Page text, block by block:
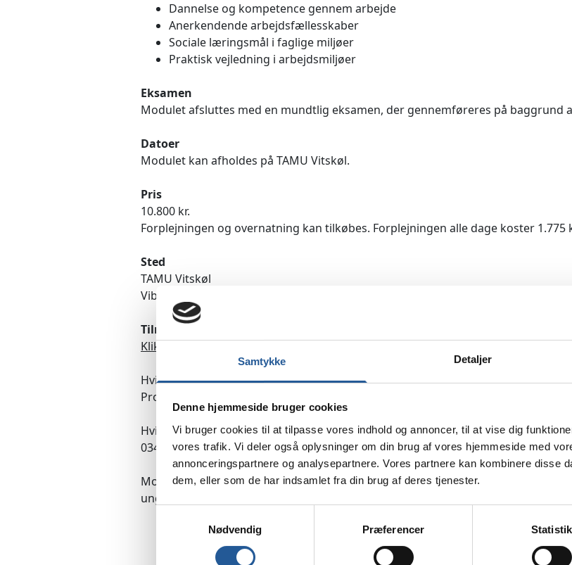
Samtykke Detaljer
Denne hjemmeside bruger cookies
Vi bruger cookies til at tilpasse vores indhold og annoncer, til at vise dig
vores trafik. Vi deler også oplysninger om din brug af vores hjemmeside med
annonceringspartnere og analysepartnere. Vores partnere kan kombinere disse
dem, eller som de har indsamlet fra din brug af deres tjenester.
Nødvendig
Præferencer Statistik
Dannelse og kompetence gennem arbejde
Anerkendende arbejdsfællesskaber
Sociale læringsmål i faglige miljøer
Praktisk vejledning i arbejdsmiljøer
Eksamen
Modulet afsluttes med en mundtlig eksamen, der gennemføreres på baggrund
Datoer
Modulet kan afholdes på TAMU Vitskøl.
Pris
10.800 kr.
Forplejningen og overnatning kan tilkøbes. Forplejningen alle dage koster 1.775
Sted
TAMU Vitskøl
Viborgvej 475, 9681 Ranum.
Tilmelding
Klik her for tilmelding
Hvis du har nogle spørgsmål angående tilmelding så kontakt venligst
Professionshøjskole Winnie Høy-Pedersen 5163 2847 eller
Hvis du har nogle spørgsmål angående modulets indhold så kontakt venligst
0340 eller mailpka@tamu.dk.
Modulet har et omfang af 10 ECTS-point og lever op til gældende læringsmål i
ungdoms- og voksenundervisning revideret i oktober 2012.